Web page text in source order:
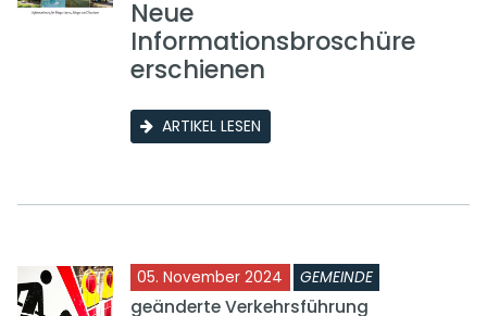
Neue
Informationsbroschüre
erschienen
ARTIKEL LESEN
05. November 2024 GEMEINDE
geänderte Verkehrsführung